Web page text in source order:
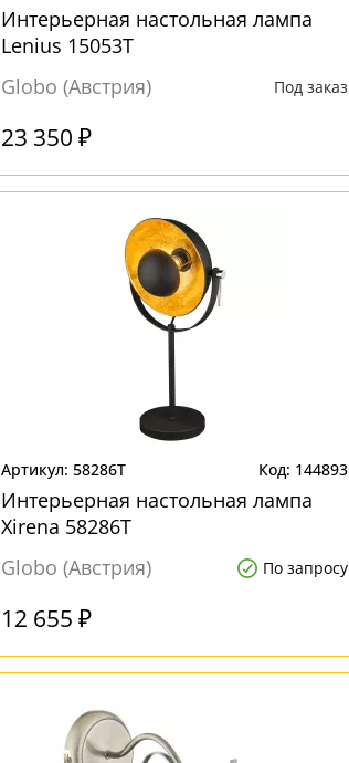
Интерьерная настольная лампа
Lenius 15053T
Globo (Австрия)
Под заказ
23 350 ₽
58286T 144893
Интерьерная настольная лампа
Xirena 58286T
Globo (Австрия)
По запросу
12 655 ₽